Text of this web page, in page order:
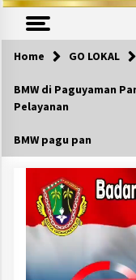
Home GO LOKAL
BMW di Paguyaman
Pelayanan
BMW pagu pan